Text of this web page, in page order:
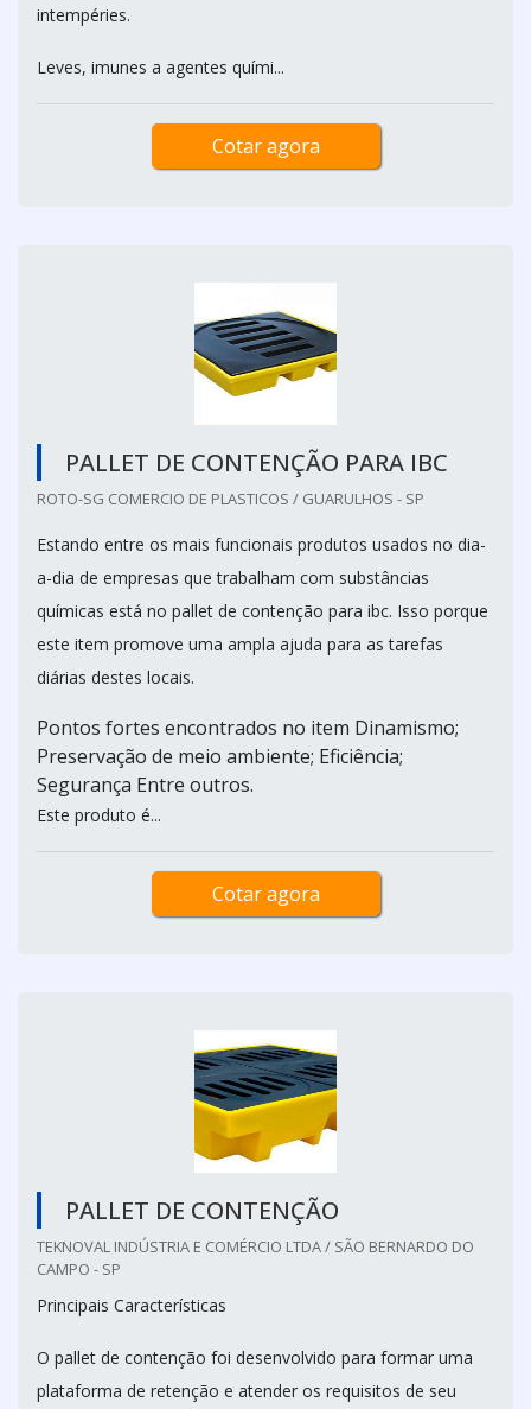
intempéries.
Leves, imunes a agentes quími...
Cotar agora
PALLET DE CONTENÇÃO PARA IBC
ROTO-SG COMERCIO DE PLASTICOS / GUARULHOS - SP
Estando entre os mais funcionais produtos usados no dia-
a-dia de empresas que trabalham com substâncias
químicas está no pallet de contenção para ibc. Isso porque
este item promove uma ampla ajuda para as tarefas
diárias destes locais.
Pontos fortes encontrados no item Dinamismo;
Preservação de meio ambiente; Eficiência;
Segurança Entre outros.
Este produto é...
Cotar agora
PALLET DE CONTENÇÃO
TEKNOVAL INDÚSTRIA E COMÉRCIO LTDA / SÃO BERNARDO DO
CAMPO - SP
Principais Características
O pallet de contenção foi desenvolvido para formar uma
plataforma de retenção e atender os requisitos de seu